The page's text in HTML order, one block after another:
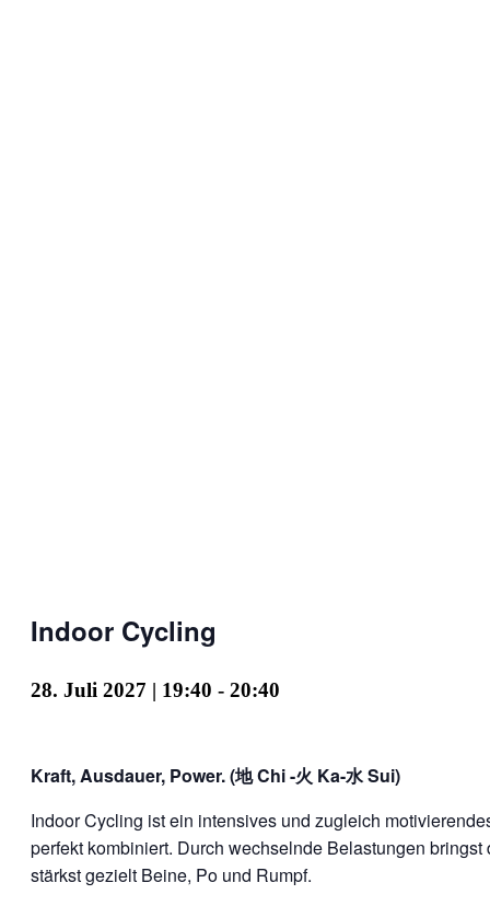
Indoor Cycling
28. Juli 2027 | 19:40 - 20:40
Kraft, Ausdauer, Power. (地 Chi -火 Ka-水 Sui)
Indoor Cycling ist ein intensives und zugleich
perfekt kombiniert. Durch wechselnde Belastungen
stärkst gezielt Beine, Po und Rumpf.